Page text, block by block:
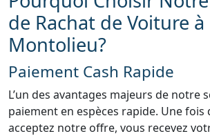
de Rachat de Voiture à
Montolieu?
Paiement Cash Rapide
L’un des avantages majeurs de notre
paiement en espèces rapide. Une fois
acceptez notre offre, vous recevez